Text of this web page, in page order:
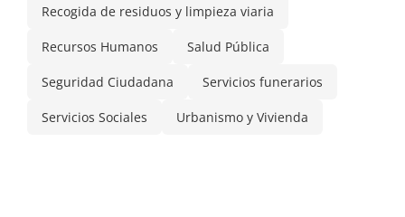
Recogida de residuos y limpieza viaria
Recursos Humanos Salud Pública
Seguridad Ciudadana Servicios funerarios
Servicios Sociales Urbanismo y Vivienda